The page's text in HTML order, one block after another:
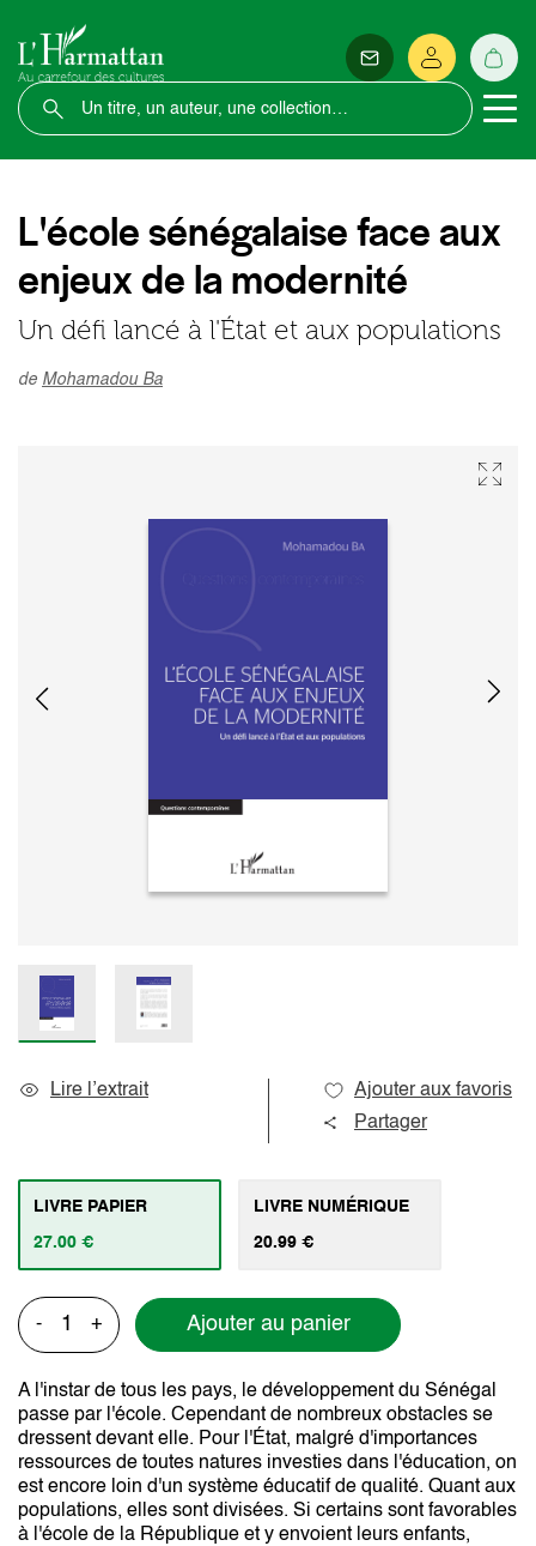
L'école sénégalaise face aux
enjeux de la modernité
Un défi lancé à l'État et aux populations
de Mohamadou Ba
Lire l’extrait
Ajouter aux favoris
Partager
LIVRE PAPIER
27.00 €
LIVRE NUMÉRIQUE
20.99 €
- + Ajouter au panier
A l'instar de tous les pays, le développement du Sénégal
passe par l'école. Cependant de nombreux obstacles se
dressent devant elle. Pour l'État, malgré d'importances
ressources de toutes natures investies dans l'éducation, on
est encore loin d'un système éducatif de qualité. Quant aux
populations, elles sont divisées. Si certains sont favorables
à l'école de la République et y envoient leurs enfants,